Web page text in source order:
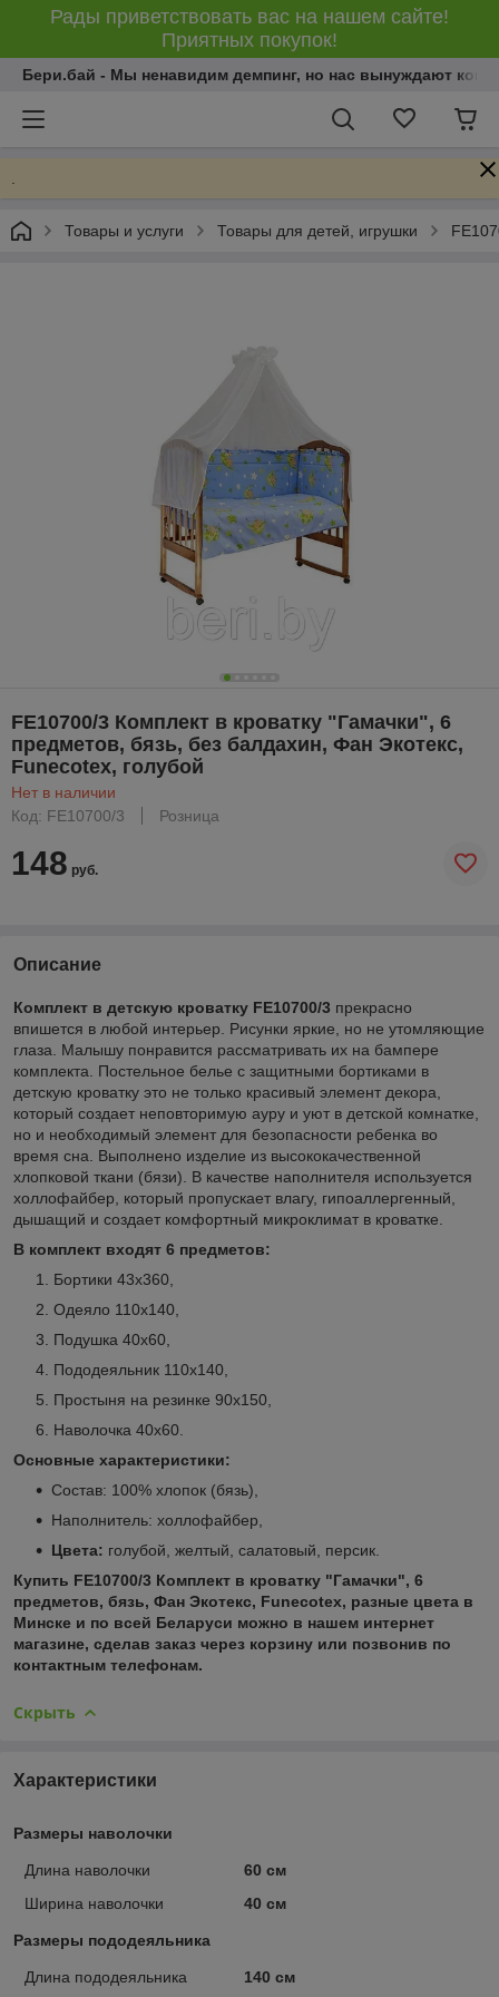
Рады приветствовать вас на нашем сайте!
Приятных покупок!
Бери.бай - Мы ненавидим демпинг, но нас вынуждают
Товары и услуги Товары для детей, игрушки
FE10700/3 Комплект в кроватку "Гамачки", 6
предметов, бязь, без балдахин, Фан Экотекс,
Funecotex, голубой
Нет в наличии
Код: FE10700/3
Розница
148 руб.
Описание
Комплект в детскую кроватку FE10700/3 прекрасно
впишется в любой интерьер. Рисунки яркие, но не утомляющие
глаза. Малышу понравится рассматривать их на бампере
комплекта. Постельное белье с защитными бортиками в
детскую кроватку это не только красивый элемент декора,
который создает неповторимую ауру и уют в детской комнатке,
но и необходимый элемент для безопасности ребенка во
время сна. Выполнено изделие из высококачественной
хлопковой ткани (бязи). В качестве наполнителя используется
холлофайбер, который пропускает влагу, гипоаллергенный,
дышащий и создает комфортный микроклимат в кроватке.
В комплект входят 6 предметов:
Бортики 43х360,
Одеяло 110х140,
Подушка 40х60,
Пододеяльник 110х140,
Простыня на резинке 90х150,
Наволочка 40х60.
Основные характеристики:
Состав: 100% хлопок (бязь),
Наполнитель: холлофайбер,
Цвета: голубой, желтый, салатовый, персик.
Купить FE10700/3 Комплект в кроватку "Гамачки", 6
предметов, бязь, Фан Экотекс, Funecotex, разные цвета в
Минске и по всей Беларуси можно в нашем интернет
магазине, сделав заказ через корзину или позвонив по
контактным телефонам.
Скрыть
Характеристики
Размеры наволочки
Длина наволочки
60 см
Ширина наволочки
40 см
Размеры пододеяльника
Длина пододеяльника 140 см